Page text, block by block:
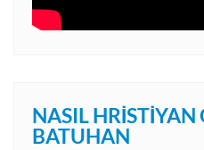
NASIL
BATUHAN